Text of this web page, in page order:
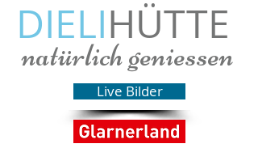
DIELIHÜTTE
natürlich geniessen
Live Bilder